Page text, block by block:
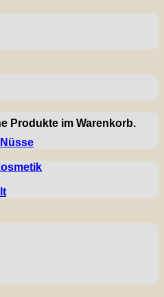
Produkte im Warenkorb.